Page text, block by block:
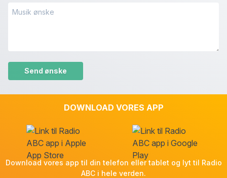
Please leave this field empty.
DOWNLOAD VORES APP
Download vores app til din telefon eller tablet og lyt til Radio
ABC i hele verden.